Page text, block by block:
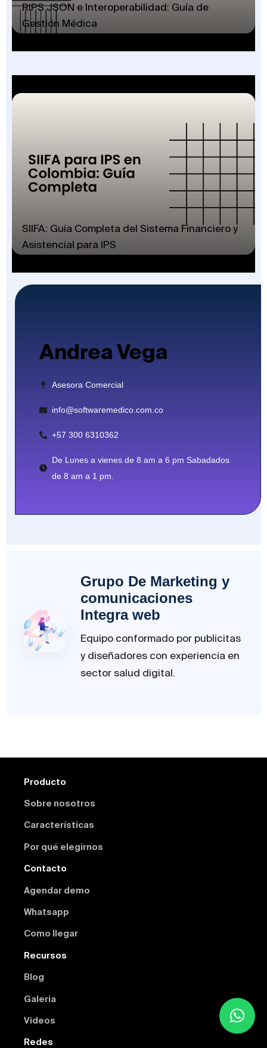
RIPS JSON e Interoperabilidad: Guía de
Gestión Médica
SIIFA: Guía Completa del Sistema Financiero y
Asistencial para IPS
Andrea Vega
Asesora Comercial
info@softwaremedico.com.co
+57 300 6310362
De Lunes a vienes de 8 am a 6 pm Sabadados
de 8 am a 1 pm.
Grupo De Marketing y
comunicaciones
Integra web
Equipo conformado por publicitas
y diseñadores con experiencia en
sector salud digital.
Producto
Sobre nosotros
Características
Por qué elegirnos
Contacto
Agendar demo
Whatsapp
Como llegar
Recursos
Blog
Galeria
Videos
Redes